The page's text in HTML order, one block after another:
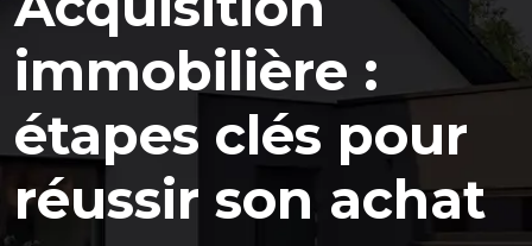
immobilière :
étapes clés pour
réussir son achat